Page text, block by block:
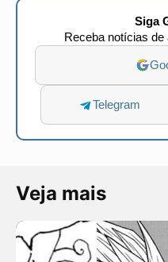
Siga
Receba notícias
Telegram
Veja mais